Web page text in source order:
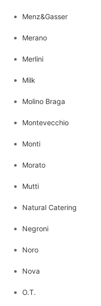
Menz&Gasser
Merano
Merlini
Milk
Molino Braga
Montevecchio
Monti
Morato
Mutti
Natural Catering
Negroni
Noro
Nova
O.T.